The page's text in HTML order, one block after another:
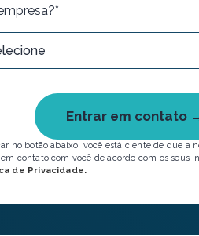
Entrar em contato
no botão abaixo, você está ciente de que a
contato com você de acordo com os seus
de Privacidade.